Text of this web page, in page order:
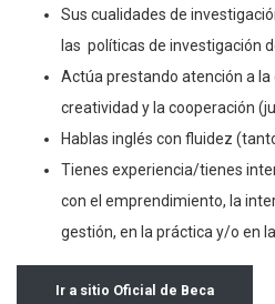
Sus cualidades de
las políticas de investigación
Actúa prestando atención a la
creatividad y la cooperación
Hablas inglés con fluidez
Tienes experiencia/tienes
con el emprendimiento, la
gestión, en la práctica y/o en
Ir a sitio Oficial de Beca